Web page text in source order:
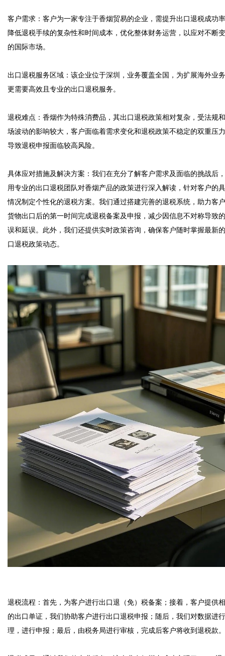
客户需求：客户为一家专注于香烟贸易的企业，需提升出口退税成功
降低退税手续的复杂性和时间成本，优化整体财务运营，以应对不断
的国际市场。
出口退税服务区域：该企业位于深圳，业务覆盖全国，为扩展海外业
更需要高效且专业的出口退税服务。
退税难点：香烟作为特殊消费品，其出口退税政策相对复杂，受法规
场波动的影响较大，客户面临着需求变化和退税政策不稳定的双重压
导致退税申报面临较高风险。
具体应对措施及解决方案：我们在充分了解客户需求及面临的挑战后
用专业的出口退税团队对香烟产品的政策进行深入解读，针对客户的
情况制定个性化的退税方案。我们通过搭建完善的退税系统，助力客
货物出口后的第一时间完成退税备案及申报，减少因信息不对称导致
误和延误。此外，我们还提供实时政策咨询，确保客户随时掌握最新
口退税政策动态。
退税流程：首先，为客户进行出口退（免）税备案；接着，客户提供
的出口单证，我们协助客户进行出口退税申报；随后，我们对数据进
理，进行申报；最后，由税务局进行审核，完成后客户将收到退税款。